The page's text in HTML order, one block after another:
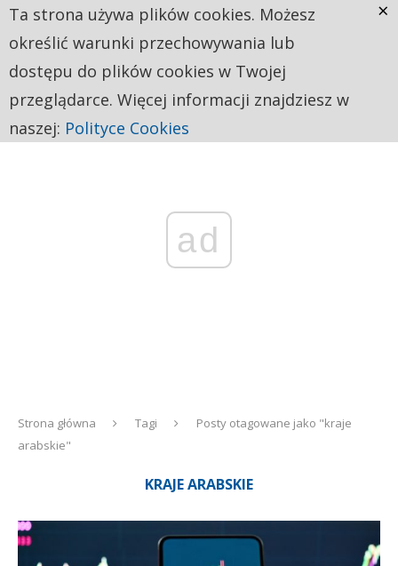
ad
Strona główna Tagi
Posty otagowane jako "kraje
arabskie"
KRAJE ARABSKIE
Ta strona używa plików cookies. Możesz
określić warunki przechowywania lub
dostępu do plików cookies w Twojej
przeglądarce. Więcej informacji znajdziesz w
naszej: Polityce Cookies
×